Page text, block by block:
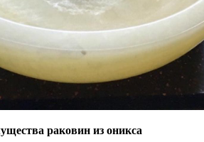
раковин из оникса